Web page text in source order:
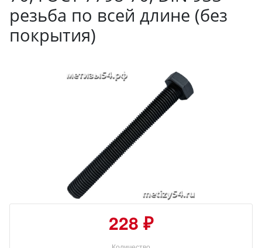
резьба по всей длине (без
покрытия)
228 ₽